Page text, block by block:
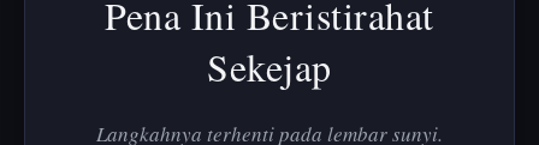
Pena Ini Beristirahat
Sekejap
Langkahnya terhenti pada lembar sunyi.